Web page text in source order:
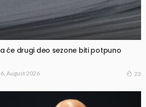
će drugi deo sezone biti potpuno
6, August 2026 23